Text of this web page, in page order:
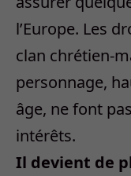
l’Europe. Les
clan chrétien-
personnage,
âge, ne font
intérêts.
Il devient de